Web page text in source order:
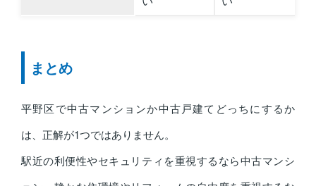
まとめ
平野区で中古マンションか中古戸建てどっちにするか
は、正解が1つではありません。
駅近の利便性やセキュリティを重視するなら中古マンシ